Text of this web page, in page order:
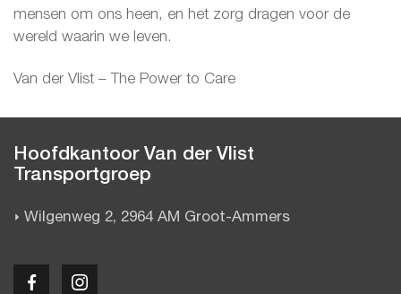
mensen om ons heen, en het zorg dragen voor de
wereld waarin we leven.
Van der Vlist – The Power to Care
Hoofdkantoor Van der Vlist
Transportgroep
Wilgenweg 2, 2964 AM Groot-Ammers